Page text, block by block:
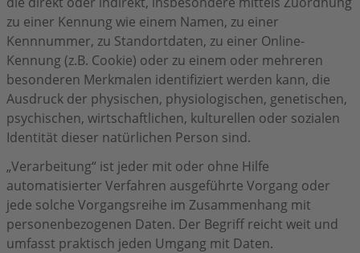
zu einer Kennung wie einem Namen, zu einer
Kennnummer, zu Standortdaten, zu einer Online-
Kennung (z.B. Cookie) oder zu einem oder mehreren
besonderen Merkmalen identifiziert werden kann, die
Ausdruck der physischen, physiologischen, genetischen,
psychischen, wirtschaftlichen, kulturellen oder sozialen
Identität dieser natürlichen Person sind.
„Verarbeitung“ ist jeder mit oder ohne Hilfe
automatisierter Verfahren ausgeführte Vorgang oder
jede solche Vorgangsreihe im Zusammenhang mit
personenbezogenen Daten. Der Begriff reicht weit und
umfasst praktisch jeden Umgang mit Daten.